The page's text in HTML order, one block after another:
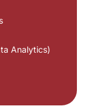
Analytics)